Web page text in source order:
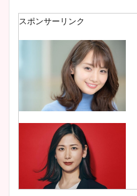
スポンサーリンク